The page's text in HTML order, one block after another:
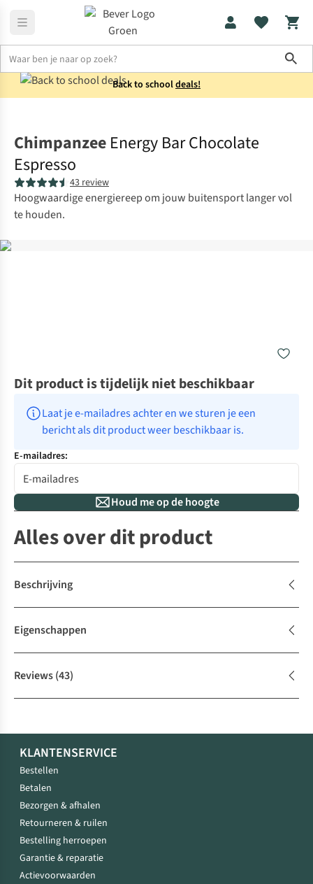
Back to schooldeals!
Chimpanzee Energy Bar Chocolate
Espresso
43 review
Hoogwaardige energiereep om jouw buitensport langer vol
te houden.
Dit product is tijdelijk niet beschikbaar
Laat je e-mailadres achter en we sturen je een
bericht als dit product weer beschikbaar is.
E-mailadres:
Houd me op de hoogte
Alles over dit product
Beschrijving
Eigenschappen
Reviews(43)
KLANTENSERVICE
Bestellen
Betalen
Bezorgen & afhalen
Retourneren & ruilen
Bestelling herroepen
Garantie & reparatie
Actievoorwaarden